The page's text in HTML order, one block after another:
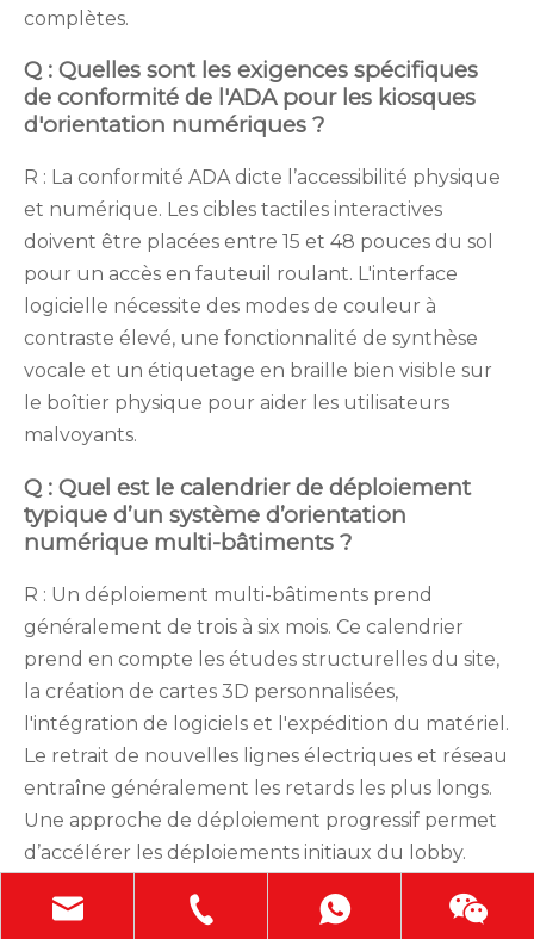
complètes.
Q : Quelles sont les exigences spécifiques
de conformité de l'ADA pour les kiosques
d'orientation numériques ?
R : La conformité ADA dicte l’accessibilité physique
et numérique. Les cibles tactiles interactives
doivent être placées entre 15 et 48 pouces du sol
pour un accès en fauteuil roulant. L'interface
logicielle nécessite des modes de couleur à
contraste élevé, une fonctionnalité de synthèse
vocale et un étiquetage en braille bien visible sur
le boîtier physique pour aider les utilisateurs
malvoyants.
Q : Quel est le calendrier de déploiement
typique d’un système d’orientation
numérique multi-bâtiments ?
R : Un déploiement multi-bâtiments prend
généralement de trois à six mois. Ce calendrier
prend en compte les études structurelles du site,
la création de cartes 3D personnalisées,
l'intégration de logiciels et l'expédition du matériel.
Le retrait de nouvelles lignes électriques et réseau
entraîne généralement les retards les plus longs.
Une approche de déploiement progressif permet
d’accélérer les déploiements initiaux du lobby.